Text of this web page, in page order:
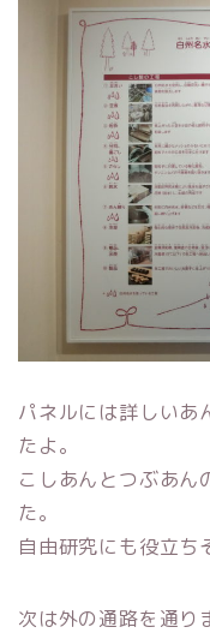
パネルには詳しいあ
たよ。
こしあんとつぶあん
た。
自由研究にも役立
次は外の通路を通り